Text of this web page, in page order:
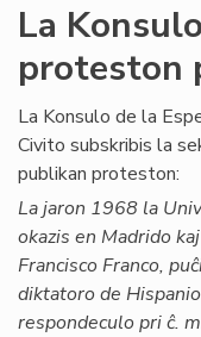
La
proteston
La Konsulo de la
Civito subskribis la
publikan proteston:
La jaron 1968 la
okazis en Madrido
Francisco Franco,
diktatoro de
respondeculo pri ĉ.